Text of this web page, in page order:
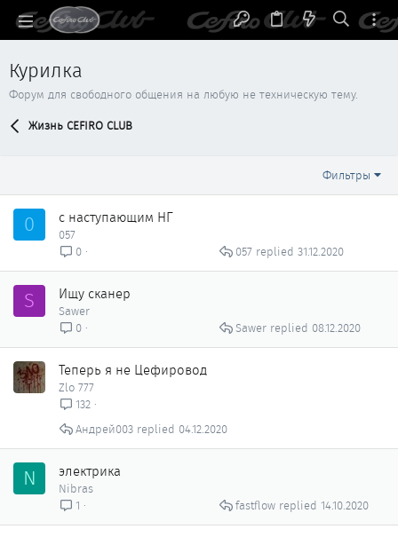
Курилка
Форум для свободного общения на любую не техническую тему.
Жизнь CEFIRO CLUB
Фильтры
0 с наступающим НГ
057
0
31.12.2020
057
S Ищу сканер
Sawer
0
08.12.2020
Sawer
Теперь я не Цефировод
Zlo 777
132
04.12.2020
Андрей003
N электрика
Nibras
1
14.10.2020
fastflow